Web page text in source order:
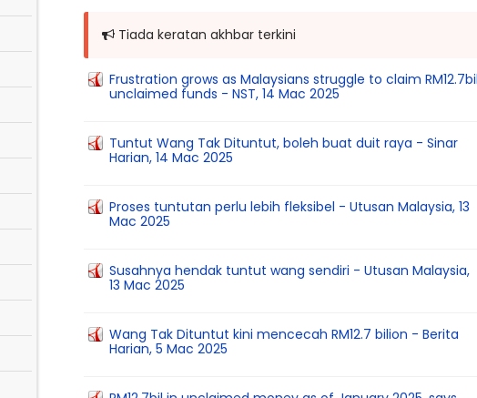
Tiada keratan akhbar terkini
Frustration grows as Malaysians struggle to claim RM12.7bil
unclaimed funds - NST, 14 Mac 2025
Tuntut Wang Tak Dituntut, boleh buat duit raya - Sinar
Harian, 14 Mac 2025
Proses tuntutan perlu lebih fleksibel - Utusan Malaysia, 13
Mac 2025
Susahnya hendak tuntut wang sendiri - Utusan Malaysia,
13 Mac 2025
Wang Tak Dituntut kini mencecah RM12.7 bilion - Berita
Harian, 5 Mac 2025